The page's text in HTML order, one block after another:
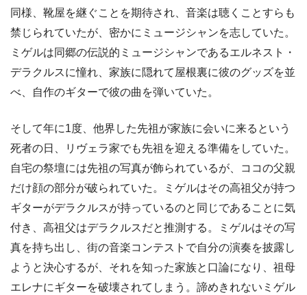
同様、靴屋を継ぐことを期待され、音楽は聴くことすらも
禁じられていたが、密かにミュージシャンを志していた。
ミゲルは同郷の伝説的ミュージシャンであるエルネスト・
デラクルスに憧れ、家族に隠れて屋根裏に彼のグッズを並
べ、自作のギターで彼の曲を弾いていた。
そして年に1度、他界した先祖が家族に会いに来るという
死者の日、リヴェラ家でも先祖を迎える準備をしていた。
自宅の祭壇には先祖の写真が飾られているが、ココの父親
だけ顔の部分が破られていた。ミゲルはその高祖父が持つ
ギターがデラクルスが持っているのと同じであることに気
付き、高祖父はデラクルスだと推測する。ミゲルはその写
真を持ち出し、街の音楽コンテストで自分の演奏を披露し
ようと決心するが、それを知った家族と口論になり、祖母
エレナにギターを破壊されてしまう。諦めきれないミゲル